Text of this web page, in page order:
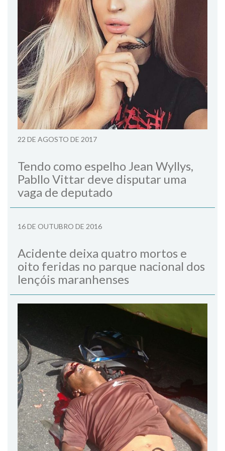
22 DE AGOSTO DE 2017
Tendo como espelho Jean Wyllys,
Pabllo Vittar deve disputar uma
vaga de deputado
16 DE OUTUBRO DE 2016
Acidente deixa quatro mortos e
oito feridas no parque nacional dos
lençóis maranhenses